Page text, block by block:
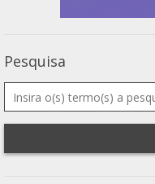
Pesquisa